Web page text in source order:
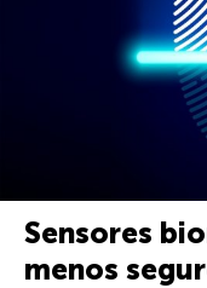
Sensores
menos